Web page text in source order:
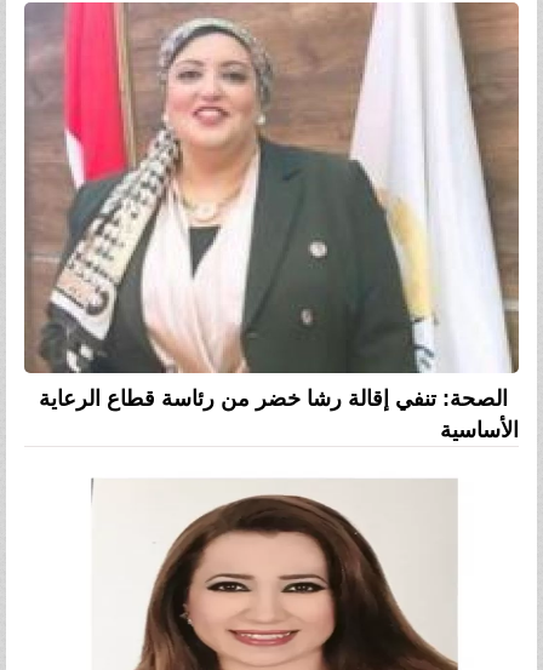
الصحة: تنفي إقالة رشا خضر من رئاسة قطاع الرعاية
الأساسية